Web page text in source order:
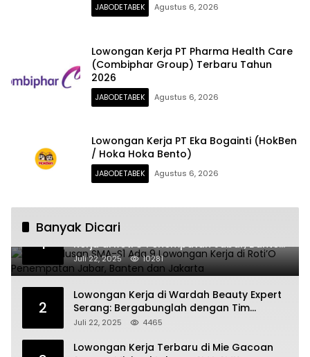
JABODETABEK Agustus 6, 2026
Lowongan Kerja PT Pharma Health Care
(Combiphar Group) Terbaru Tahun
2026
JABODETABEK Agustus 6, 2026
Lowongan Kerja PT Eka Bogainti (HokBen
/ Hoka Hoka Bento)
JABODETABEK Agustus 6, 2026
Banyak Dicari
1
Untuk Lulusan SMA-S1 Ada 9 Lowongan
Kerja di Roti’O Penempatan Jabar, Banten
dan Jakarta
Juli 22, 2025 10281
2
Lowongan Kerja di Wardah Beauty Expert
Serang: Bergabunglah dengan Tim
Kecantikan
Juli 22, 2025 4465
Lowongan Kerja Terbaru di Mie Gacoan